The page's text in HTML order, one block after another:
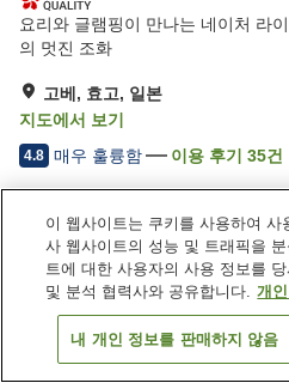
요리와 글램핑이 만나는 네이처 라
의 멋진 조화
고베, 효고, 일본
지도에서 보기
4.8 매우 훌륭함 이용 후기 35건
숙소 편의 시설/서비스
송영 서비스
특별식 - 알레르기
일본 효고 고베 네이
객실 보
이 웹사이트는 쿠키를 사용하여 사
사 웹사이트의 성능 및 트래픽을
트에 대한 사용자의 사용 정보를
및 분석 협력사와 공유합니다. 개
내 개인 정보를 판매하지 않음